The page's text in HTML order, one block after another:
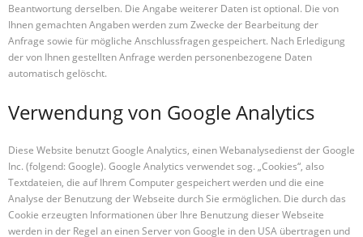
Beantwortung derselben. Die Angabe weiterer Daten ist optional. Die von
Ihnen gemachten Angaben werden zum Zwecke der Bearbeitung der
Anfrage sowie für mögliche Anschlussfragen gespeichert. Nach Erledigung
der von Ihnen gestellten Anfrage werden personenbezogene Daten
automatisch gelöscht.
Verwendung von Google Analytics
Diese Website benutzt Google Analytics, einen Webanalysedienst der Google
Inc. (folgend: Google). Google Analytics verwendet sog. „Cookies“, also
Textdateien, die auf Ihrem Computer gespeichert werden und die eine
Analyse der Benutzung der Webseite durch Sie ermöglichen. Die durch das
Cookie erzeugten Informationen über Ihre Benutzung dieser Webseite
werden in der Regel an einen Server von Google in den USA übertragen und